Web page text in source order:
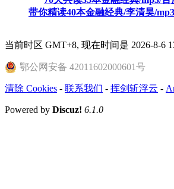
带你精读40本金融经典/李清昊/
当前时区 GMT+8, 现在时间是 2026-8-6
鄂公网安备 42011602000601号
清除 Cookies - 联系我们 - 挥剑斩浮云 -
Powered by Discuz! 6.1.0